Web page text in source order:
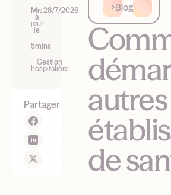
Mis
à
jour
le
28/7/2026
5mins
Gestion
hospitalière
Partager
Blog
autres
de